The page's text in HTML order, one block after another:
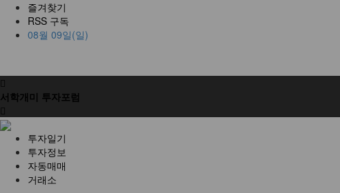
즐겨찾기
RSS 구독
08월 09일(일)
서학개미 투자포럼
투자일기
투자정보
자동매매
거래소